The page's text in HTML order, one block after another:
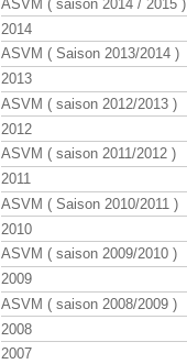
ASVM ( saison 2014 / 2015 )
2014
ASVM ( Saison 2013/2014 )
2013
ASVM ( saison 2012/2013 )
2012
ASVM ( saison 2011/2012 )
2011
ASVM ( Saison 2010/2011 )
2010
ASVM ( saison 2009/2010 )
2009
ASVM ( saison 2008/2009 )
2008
2007